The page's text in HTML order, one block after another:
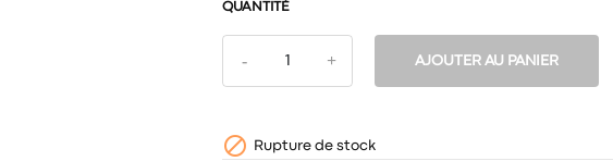
QUANTITÉ
AJOUTER AU PANIER
 Rupture de stock